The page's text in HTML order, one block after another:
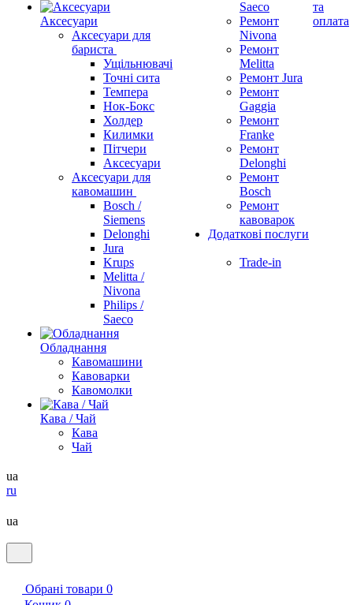
Аксесуари
Аксесуари для
бариста
Ущільнювачі
Точні сита
Темпера
Нок-Бокс
Холдер
Килимки
Пітчери
Аксесуари
Аксесуари для
кавомашин
Bosch /
Siemens
Delonghi
Jura
Krups
Melitta /
Nivona
Philips /
Saeco
Обладнання
Кавомашини
Кавоварки
Кавомолки
Кава / Чай
Кава
Чай
Saeco
Ремонт
Nivona
Ремонт
Melitta
Ремонт Jura
Ремонт
Gaggia
Ремонт
Franke
Ремонт
Delonghi
Ремонт
Bosch
Ремонт
кавоварок
Додаткові послуги
Trade-in
та
оплата
ua
ru
ua
Обрані товари 0